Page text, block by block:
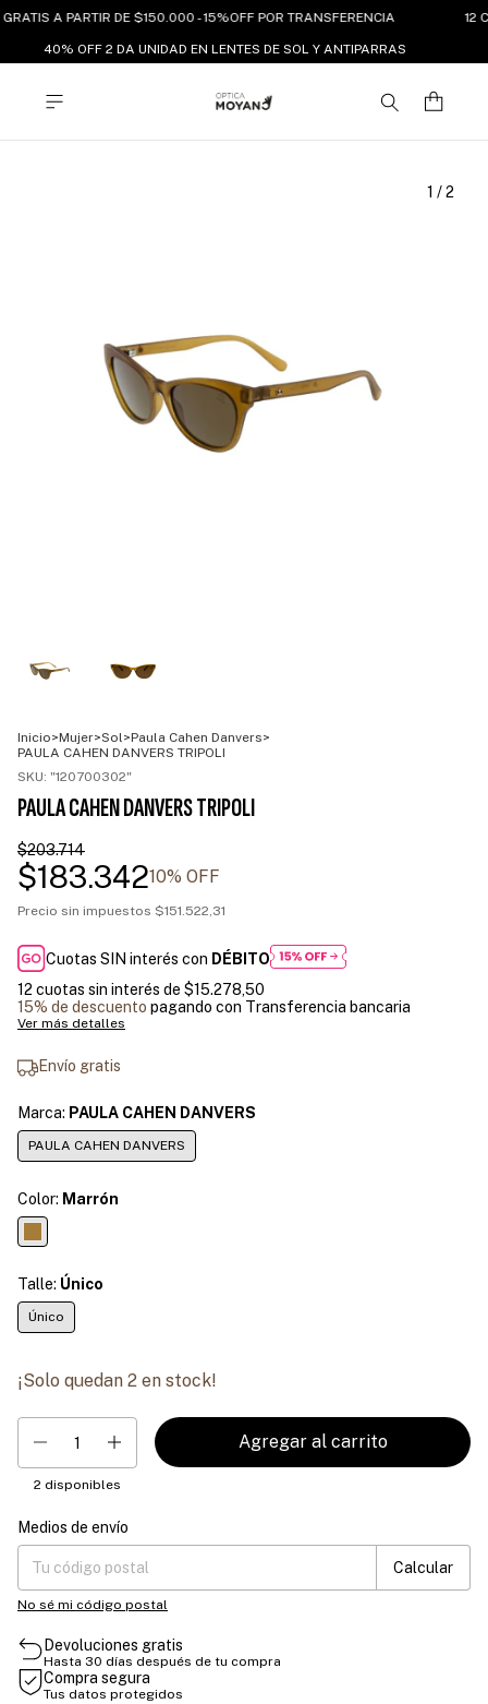
A PARTIR DE $150.000 - 15%OFF POR TRANSFERENCIA 12
40% OFF 2 DA UNIDAD EN LENTES DE SOL Y ANTIPARRAS
1 /2
Inicio>Mujer>Sol>Paula Cahen Danvers>
PAULA CAHEN DANVERS TRIPOLI
SKU: "120700302"
PAULA CAHEN DANVERS TRIPOLI
$203.714
$183.34210% OFF
Precio sin impuestos $151.522,31
Cuotas SIN interés con DÉBITO
12 cuotas sin interés de $15.278,50
15% de descuento pagando con Transferencia bancaria
Ver más detalles
Envío gratis
Marca: PAULA CAHEN DANVERS
PAULA CAHEN DANVERS
Color: Marrón
Talle: Único
Único
¡Solo quedan 2 en stock!
2 disponibles
Entregas para el CP:
Medios de envío
Calcular
No sé mi código postal
Devoluciones gratis
Hasta 30 días después de tu compra
Compra segura
Tus datos protegidos